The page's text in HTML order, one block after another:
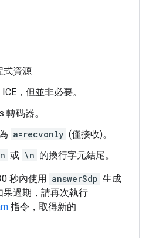
式資源
，但並非必要。
轉碼器。
a=recvonly (僅接收)。
或 \n 的換行字元結尾。
秒內使用 answerSdp 生成
過期，請再次執行
指令，取得新的